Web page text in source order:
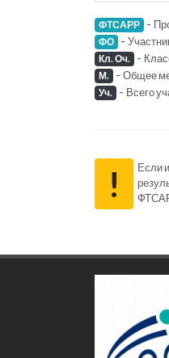
ФТСАРР -
ФО -
Кл. Оч. -
М. - Общее
Уч. - Всего
!
Если